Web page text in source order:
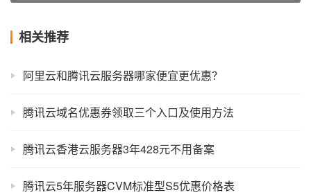
相关推荐
阿里云和腾讯云服务器哪家便宜更优惠？
腾讯云域名优惠券领取三个入口及使用方法
腾讯云香港云服务器3年428元不用备案
腾讯云5年服务器CVM标准型S5优惠价格表